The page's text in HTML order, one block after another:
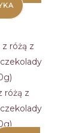
różą z